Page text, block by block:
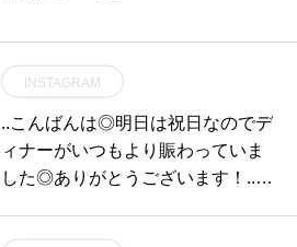
INSTAGRAM
..こんばんは◎明日は祝日なのでデ
ィナーがいつもより賑わっていま
した◎ありがとうございます！..写